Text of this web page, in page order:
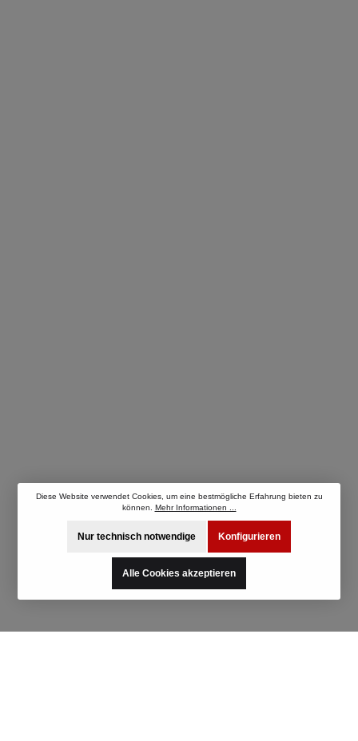
Diese Website verwendet Cookies, um eine bestmögliche Erfahrung bieten zu
können. Mehr Informationen ...
Nur technisch notwendige Konfigurieren
Alle Cookies akzeptieren